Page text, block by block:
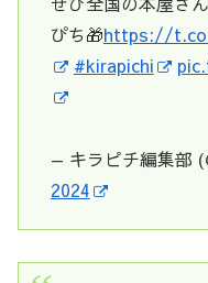
ぴち🎁https://
#kirapichi
— キラピチ編集部
2024